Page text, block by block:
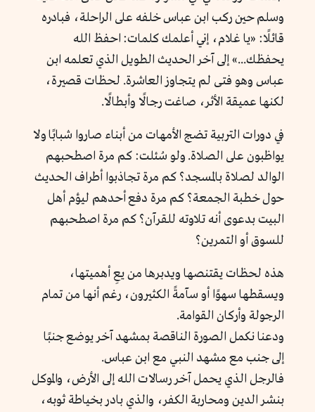
وسلم حين ركب ابن عباس خلفه على الراحلة، فبادره
قائلًا: «يا غلام، إني أعلمك كلمات: احفظ الله
يحفظك...» إلى آخر الحديث الطويل الذي تعلمه ابن
عباس وهو فتى لم يتجاوز العاشرة. لحظات قصيرة،
لكنها عميقة الأثر، صاغت رجالًا وأبطالًا.
في دورات التربية تضج الأمهات من أبناء صاروا شبابًا ولا
يواظبون على الصلاة. ولو سُئلت: كم مرة اصطحبهم
الوالد لصلاة بالمسجد؟ كم مرة تجاذبوا أطراف الحديث
حول خطبة الجمعة؟ كم مرة دفع أحدهم ليؤم أهل
البيت بدعوى أنه تلاوته للقرآن؟ كم مرة اصطحبهم
للسوق أو التمرين؟
هذه لحظات يقتنصها ويدبرها من يعِ أهميتها،
ويسقطها سهوًا أو سآمةً الكثيرون، رغم أنها من تمام
الرجولة وأركان القوامة.
ودعنا نكمل الصورة الناقصة بمشهد آخر يوضع جنبًا
إلى جنب مع مشهد النبي مع ابن عباس.
فالرجل الذي يحمل آخر رسالات الله إلى الأرض، والموكل
بنشر الدين ومحاربة الكفر، والذي بادر بخياطة ثوبه،